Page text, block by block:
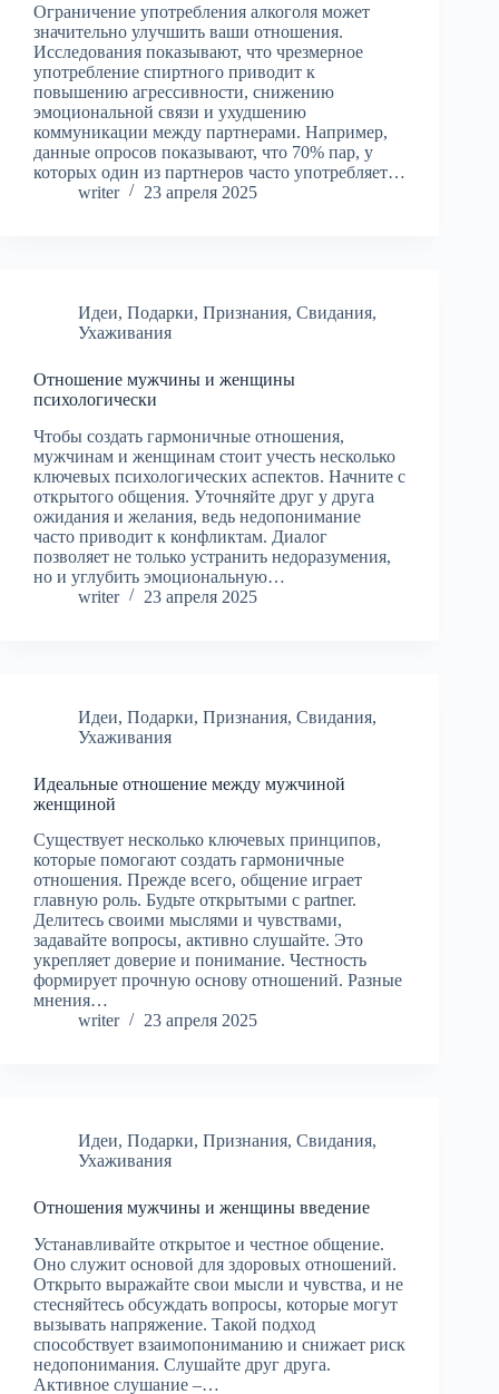
Ограничение употребления алкоголя может
значительно улучшить ваши отношения.
Исследования показывают, что чрезмерное
употребление спиртного приводит к
повышению агрессивности, снижению
эмоциональной связи и ухудшению
коммуникации между партнерами. Например,
данные опросов показывают, что 70% пар, у
которых один из партнеров часто употребляет…
writer
23 апреля 2025
Идеи, Подарки, Признания, Свидания,
Ухаживания
Отношение мужчины и женщины
психологически
Чтобы создать гармоничные отношения,
мужчинам и женщинам стоит учесть несколько
ключевых психологических аспектов. Начните с
открытого общения. Уточняйте друг у друга
ожидания и желания, ведь недопонимание
часто приводит к конфликтам. Диалог
позволяет не только устранить недоразумения,
но и углубить эмоциональную…
writer
23 апреля 2025
Идеи, Подарки, Признания, Свидания,
Ухаживания
Идеальные отношение между мужчиной
женщиной
Существует несколько ключевых принципов,
которые помогают создать гармоничные
отношения. Прежде всего, общение играет
главную роль. Будьте открытыми с partner.
Делитесь своими мыслями и чувствами,
задавайте вопросы, активно слушайте. Это
укрепляет доверие и понимание. Честность
формирует прочную основу отношений. Разные
мнения…
writer
23 апреля 2025
Идеи, Подарки, Признания, Свидания,
Ухаживания
Отношения мужчины и женщины введение
Устанавливайте открытое и честное общение.
Оно служит основой для здоровых отношений.
Открыто выражайте свои мысли и чувства, и не
стесняйтесь обсуждать вопросы, которые могут
вызывать напряжение. Такой подход
способствует взаимопониманию и снижает риск
недопонимания. Слушайте друг друга.
Активное слушание –…